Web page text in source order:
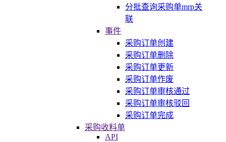
分批查询采购单mrp关
联
事件
采购订单创建
采购订单删除
采购订单更新
采购订单作废
采购订单审核通过
采购订单审核驳回
采购订单完成
采购收料单
API